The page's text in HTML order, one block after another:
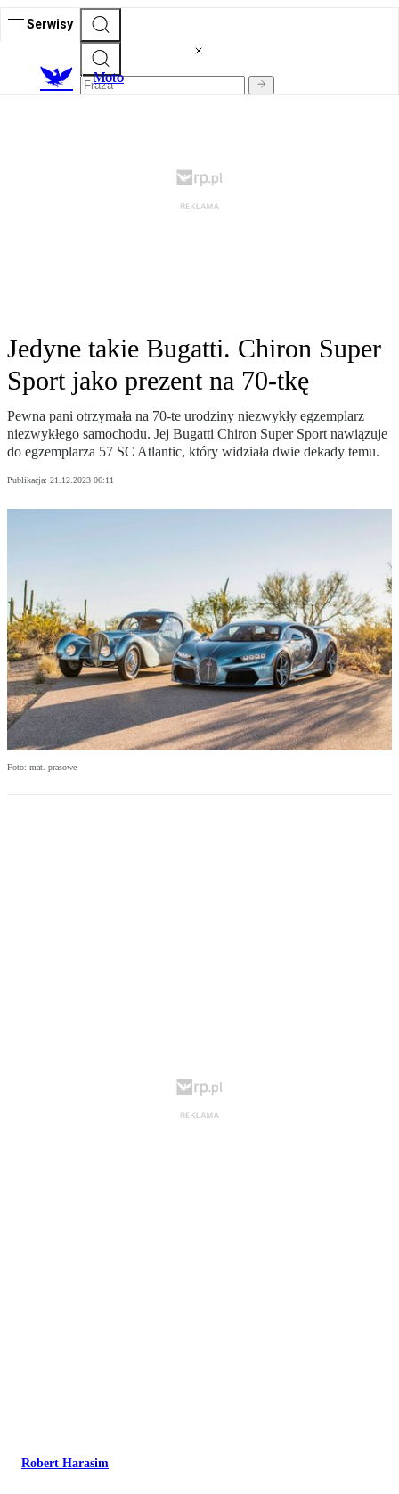
Serwisy
Moto
Jedyne takie Bugatti. Chiron Super
Sport jako prezent na 70-tkę
Pewna pani otrzymała na 70-te urodziny niezwykły egzemplarz
niezwykłego samochodu. Jej Bugatti Chiron Super Sport nawiązuje
do egzemplarza 57 SC Atlantic, który widziała dwie dekady temu.
Publikacja: 21.12.2023 06:11
Foto: mat. prasowe
Robert Harasim